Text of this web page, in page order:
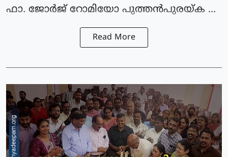
ഫാ. ജോർജ് റോമിയോ പുത്തൻപുരയ്ക ...
Read More